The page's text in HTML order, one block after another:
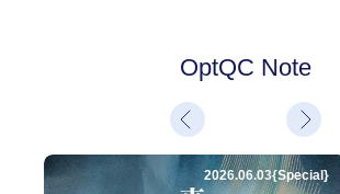
OptQC Note
2026.06.03{Special }